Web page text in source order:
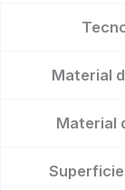
Material
Material